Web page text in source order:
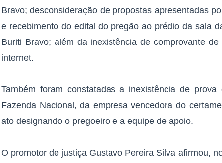
Bravo; desconsideração de propostas apresentadas
e recebimento do edital do pregão ao prédio da sala
Buriti Bravo; além da inexistência de comprovante
internet.
Também foram constatadas a inexistência de
Fazenda Nacional, da empresa vencedora do
ato designando o pregoeiro e a equipe de apoio.
O promotor de justiça Gustavo Pereira Silva afirmou,